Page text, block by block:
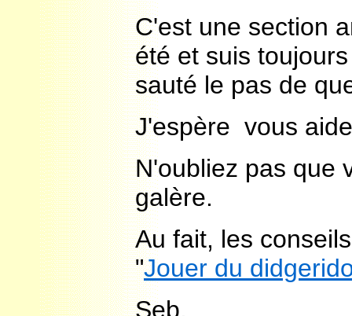
C'est une section
été et suis
sauté le pas de
J'espère vous
N'oubliez pas que
galère.
Au fait, les
"Jouer du
Seb.